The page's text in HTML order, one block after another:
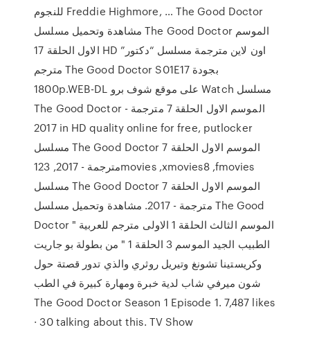
للنجوم Freddie Highmore, … The Good Doctor
مشاهدة وتحميل مسلسل The Good Doctor الموسم
الاول الحلقة 17 HD اون لاين مترجمة مسلسل “دكتور”
مترجم The Good Doctor S01E17 بجودة
1800p.WEB-DL على موقع شوف برو Watch مسلسل
The Good Doctor الموسم الاول الحلقة 7 مترجمة -
2017 in HD quality online for free, putlocker
مسلسل The Good Doctor الموسم الاول الحلقة 7
مترجمة - 2017, 123movies ,xmovies8 ,fmovies
مسلسل The Good Doctor الموسم الاول الحلقة 7
مترجمة - 2017. مشاهدة وتحميل مسلسل The Good
Doctor الموسم الثالث الحلقة 1 الاولى مترجم للعربية "
الطبيب الجيد الموسم 3 الحلقة 1 " من بطولة بو جاريت
وكريستينا تشونغ وتيريل روثري والذي تدور قصتة حول
شون ميرفي شاب لدية خبرة ومهارة كبيرة في الطب
The Good Doctor Season 1 Episode 1. 7,487 likes
· 30 talking about this. TV Show